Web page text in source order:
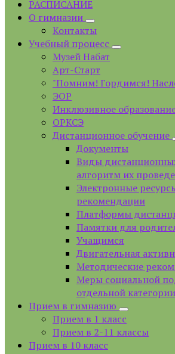
РАСПИСАНИЕ
О гимназии
Контакты
Учебный процесс
Музей Набат
Арт-Старт
"Помним! Гордимся!
ЭОР
Инклюзивное
ОРКСЭ
Дистанционное обучение
Документы
Виды
алгоритм их
Электронные
рекомендации
Платформы
Памятки для
Учащимся
Двигательная
Методические
Меры социальной
отдельной
Прием в гимназию
Прием в 1 класс
Прием в 2-11 классы
Прием в 10 класс